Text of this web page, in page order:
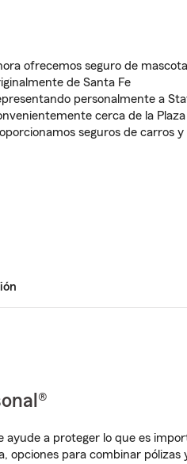
ofrecemos seguro de
de Santa Fe
personalmente a
cerca de la
seguros de carros
a proteger lo que es
opciones para combinar